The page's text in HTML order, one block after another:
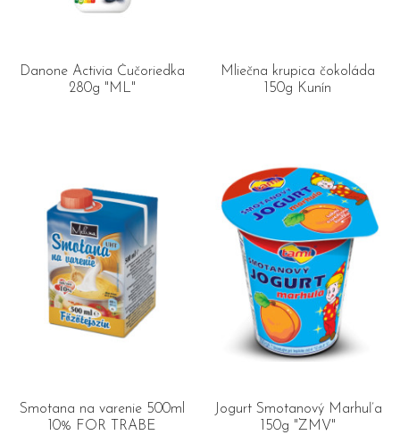
Danone Activia Čučoriedka
280g "ML"
Mliečna krupica čokoláda
150g Kunín
Smotana na varenie 500ml
10% FOR TRABE
Jogurt Smotanový Marhuľa
150g "ZMV"